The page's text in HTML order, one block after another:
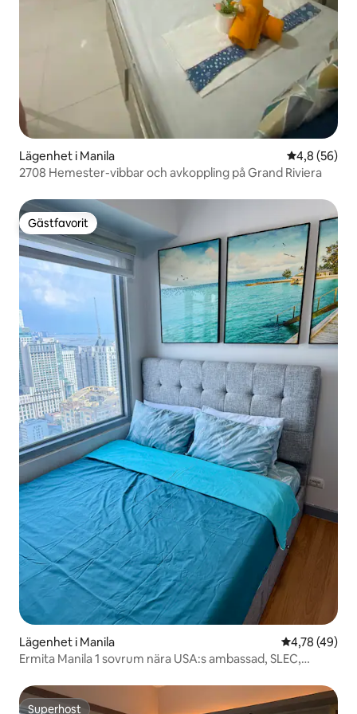
Lägenhet i Manila 4,8 av 5 i
4,8 (56)
2708 Hemester-vibbar och avkoppling på Grand Riviera
Gästfavorit
Gästfavorit
Lägenhet i Manila 4,78 av 5 i
4,78 (49)
Ermita Manila 1 sovrum nära USA:s ambassad, SLEC,
Superhost